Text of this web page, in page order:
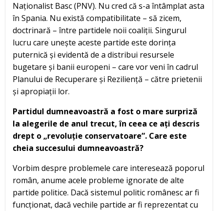
Naționalist Basc (PNV). Nu cred că s-a întâmplat asta
în Spania. Nu există compatibilitate – să zicem,
doctrinară – între partidele noii coaliții. Singurul
lucru care unește aceste partide este dorința
puternică și evidentă de a distribui resursele
bugetare și banii europeni – care vor veni în cadrul
Planului de Recuperare și Reziliență – către prietenii
și apropiații lor.
Partidul dumneavoastră a fost o mare surpriză
la alegerile de anul trecut, în ceea ce ați descris
drept o „revoluție conservatoare”. Care este
cheia succesului dumneavoastră?
Vorbim despre problemele care interesează poporul
român, anume acele probleme ignorate de alte
partide politice. Dacă sistemul politic românesc ar fi
funcționat, dacă vechile partide ar fi reprezentat cu